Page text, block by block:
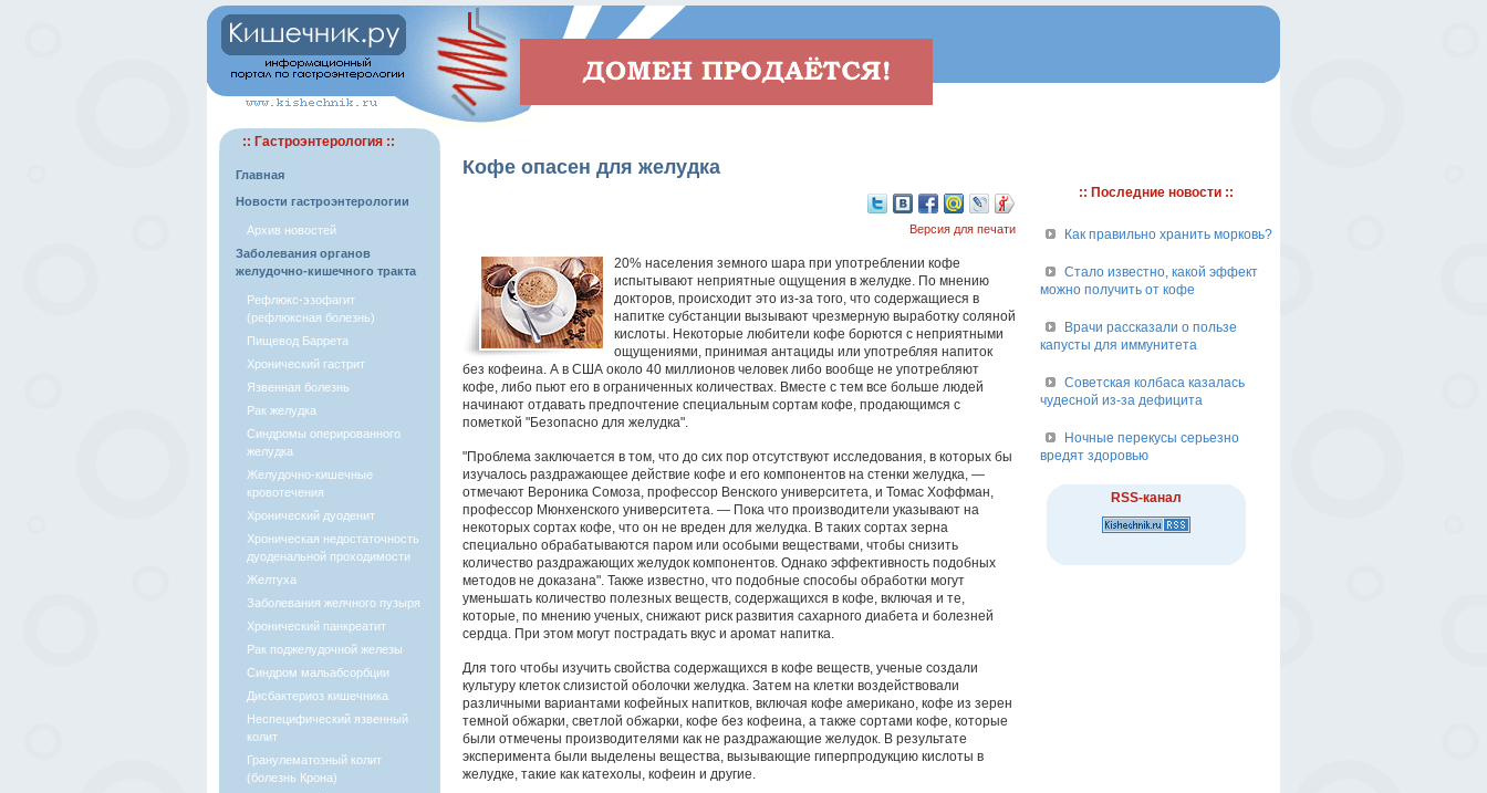
:: Гастроэнтерология ::
Главная
Новости гастроэнтерологии
Архив новостей
Заболевания органов
желудочно-кишечного тракта
Рефлюкс-эзофагит
(рефлюксная болезнь)
Пищевод Баррета
Хронический гастрит
Язвенная болезнь
Рак желудка
Синдромы оперированного
желудка
Желудочно-кишечные
кровотечения
Хронический дуоденит
Хроническая недостаточность
дуоденальной проходимости
Желтуха
Заболевания желчного пузыря
Хронический панкреатит
Рак поджелудочной железы
Синдром мальабсорбции
Дисбактериоз кишечника
Неспецифический язвенный
колит
Гранулематозный колит
(болезнь Крона)
Кофе опасен для желудка
Версия для печати
20% населения земного шара при употреблении кофе
испытывают неприятные ощущения в желудке. По мнению
докторов, происходит это из-за того, что содержащиеся в
напитке субстанции вызывают чрезмерную выработку соляной
кислоты. Некоторые любители кофе борются с неприятными
ощущениями, принимая антациды или употребляя напиток
без кофеина. А в США около 40 миллионов человек либо вообще не употребляют
кофе, либо пьют его в ограниченных количествах. Вместе с тем все больше людей
начинают отдавать предпочтение специальным сортам кофе, продающимся с
пометкой "Безопасно для желудка".
"Проблема заключается в том, что до сих пор отсутствуют исследования, в которых бы
изучалось раздражающее действие кофе и его компонентов на стенки желудка, —
отмечают Вероника Сомоза, профессор Венского университета, и Томас Хоффман,
профессор Мюнхенского университета. — Пока что производители указывают на
некоторых сортах кофе, что он не вреден для желудка. В таких сортах зерна
специально обрабатываются паром или особыми веществами, чтобы снизить
количество раздражающих желудок компонентов. Однако эффективность подобных
методов не доказана". Также известно, что подобные способы обработки могут
уменьшать количество полезных веществ, содержащихся в кофе, включая и те,
которые, по мнению ученых, снижают риск развития сахарного диабета и болезней
сердца. При этом могут пострадать вкус и аромат напитка.
Для того чтобы изучить свойства содержащихся в кофе веществ, ученые создали
культуру клеток слизистой оболочки желудка. Затем на клетки воздействовали
различными вариантами кофейных напитков, включая кофе американо, кофе из зерен
темной обжарки, светлой обжарки, кофе без кофеина, а также сортами кофе, которые
были отмечены производителями как не раздражающие желудок. В результате
эксперимента были выделены вещества, вызывающие гиперпродукцию кислоты в
желудке, такие как катехолы, кофеин и другие.
:: Последние новости ::
Как правильно хранить морковь?
Стало известно, какой эффект
можно получить от кофе
Врачи рассказали о пользе
капусты для иммунитета
Советская колбаса казалась
чудесной из-за дефицита
Ночные перекусы серьезно
вредят здоровью
RSS-канал